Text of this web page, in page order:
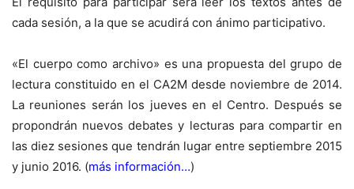
cada sesión, a la que se acudirá con ánimo participativo.
«El cuerpo como archivo» es una propuesta del grupo de
lectura constituido en el CA2M desde noviembre de 2014.
La reuniones serán los jueves en el Centro. Después se
propondrán nuevos debates y lecturas para compartir en
las diez sesiones que tendrán lugar entre septiembre 2015
y junio 2016. (más información…)